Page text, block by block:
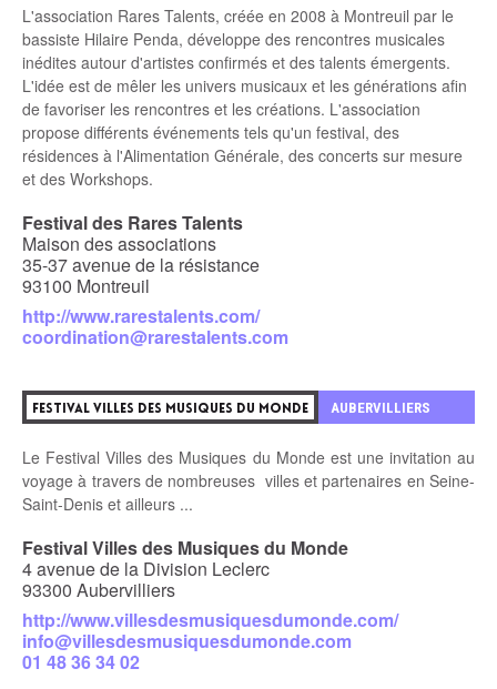
L'association Rares Talents, créée en 2008 à Montreuil par le
bassiste Hilaire Penda, développe des rencontres musicales
inédites autour d'artistes confirmés et des talents émergents.
L'idée est de mêler les univers musicaux et les générations afin
de favoriser les rencontres et les créations. L'association
propose différents événements tels qu'un festival, des
résidences à l'Alimentation Générale, des concerts sur mesure
et des Workshops.
Festival des Rares Talents
Maison des associations
35-37 avenue de la résistance
93100 Montreuil
http://www.rarestalents.com/
coordination@rarestalents.com
FESTIVAL VILLES DES MUSIQUES DU MONDE AUBERVILLIERS
Le Festival Villes des Musiques du Monde est une invitation au
voyage à travers de nombreuses villes et partenaires en Seine-
Saint-Denis et ailleurs ...
Festival Villes des Musiques du Monde
4 avenue de la Division Leclerc
93300 Aubervilliers
http://www.villesdesmusiquesdumonde.com/
info@villesdesmusiquesdumonde.com
01 48 36 34 02